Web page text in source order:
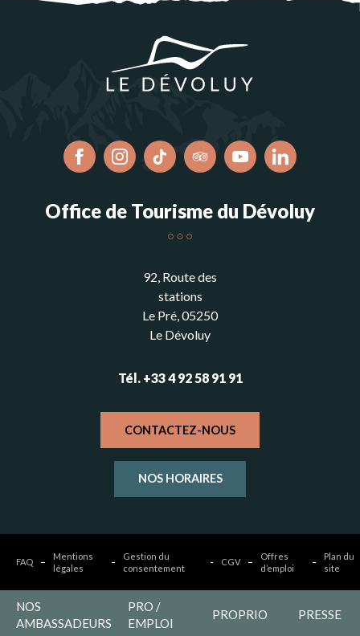
Office de Tourisme du Dévoluy
92, Route des
stations
Le Pré, 05250
Le Dévoluy
Tél. +33 4 92 58 91 91
CONTACTEZ-NOUS
NOS HORAIRES
FAQ
Mentions
légales
Gestion du
consentement
CGV
Offres
d’emploi
Plan du
site
NOS
AMBASSADEURS
PRO /
EMPLOI
PROPRIO PRESSE